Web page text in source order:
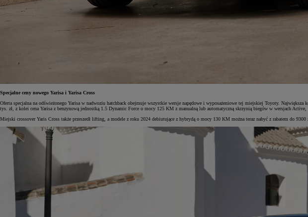
Specjalne ceny nowego Yarisa i Yarisa Cross
Oferta specjalna na odświeżonego Yarisa w nadwoziu hatchback obejmuje wszystkie wersje napędowe i wyposażeniowe tej miejskiej Toyoty.
tys. zł, z kolei cena Yarisa z benzynową jednostką 1.5 Dynamic Force o mocy 125 KM z manualną lub automatyczną skrzynią biegów w wersjach
Miejski crossover Yaris Cross także przeszedł lifting, a modele z roku 2024 debiutujące z hybrydą o mocy 130 KM można teraz nabyć z rabatem do